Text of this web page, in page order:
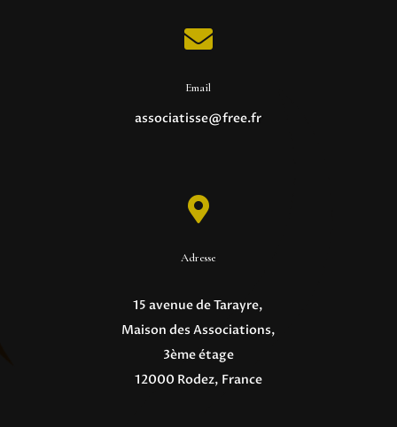

Email
associatisse@free.fr

Adresse
15 avenue de Tarayre,
Maison des Associations,
3ème étage
12000 Rodez, France